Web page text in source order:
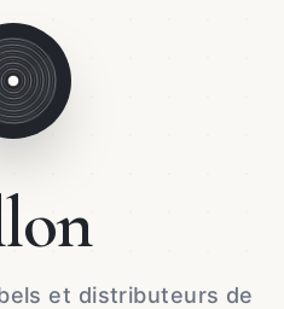
et distributeurs de